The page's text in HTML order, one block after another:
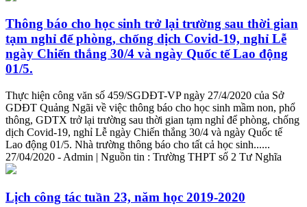
Thông báo cho học sinh trở lại trường sau thời gian
tạm nghỉ để phòng, chống dịch Covid-19, nghỉ Lễ
ngày Chiến thắng 30/4 và ngày Quốc tếLao động
01/5.
Thực hiện công văn số 459/SGDĐT-VP ngày 27/4/2020 của Sở
GDĐT Quảng Ngãi về việc thông báo cho học sinh mầm non, phổ
thông, GDTX trở lại trường sau thời gian tạm nghỉ để phòng, chống
dịch Covid-19, nghỉ Lễ ngày Chiến thắng 30/4 và ngày Quốc tế
Lao động 01/5. Nhà trường thông báo cho tất cả học sinh......
27/04/2020 - Admin | Nguồn tin : Trường THPT số 2 Tư Nghĩa
Lịch công tác tuần 23, năm học 2019-2020